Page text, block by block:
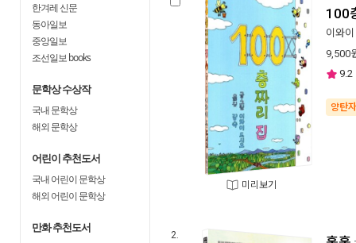
한겨레 신문
동아일보
중앙일보
조선일보 books
문학상 수상작
국내 문학상
해외 문학상
어린이 추천도서
국내 어린이 문학상
해외 어린이 문학상
만화 추천도서
미리보기
100
이와
9,500
9.2
양탄
2.